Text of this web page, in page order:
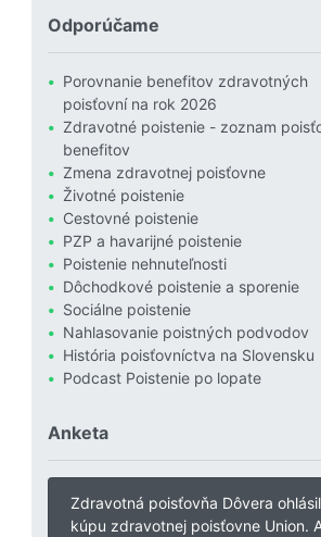
Odporúčame
Porovnanie benefitov zdravotných
poisťovní na rok 2026
Zdravotné poistenie - zoznam
benefitov
Zmena zdravotnej poisťovne
Životné poistenie
Cestovné poistenie
PZP a havarijné poistenie
Poistenie nehnuteľnosti
Dôchodkové poistenie a sporenie
Sociálne poistenie
Nahlasovanie poistných podvodov
História poisťovníctva na Slovensku
Podcast Poistenie po lopate
Anketa
Zdravotná poisťovňa Dôvera
kúpu zdravotnej poisťovne Union.